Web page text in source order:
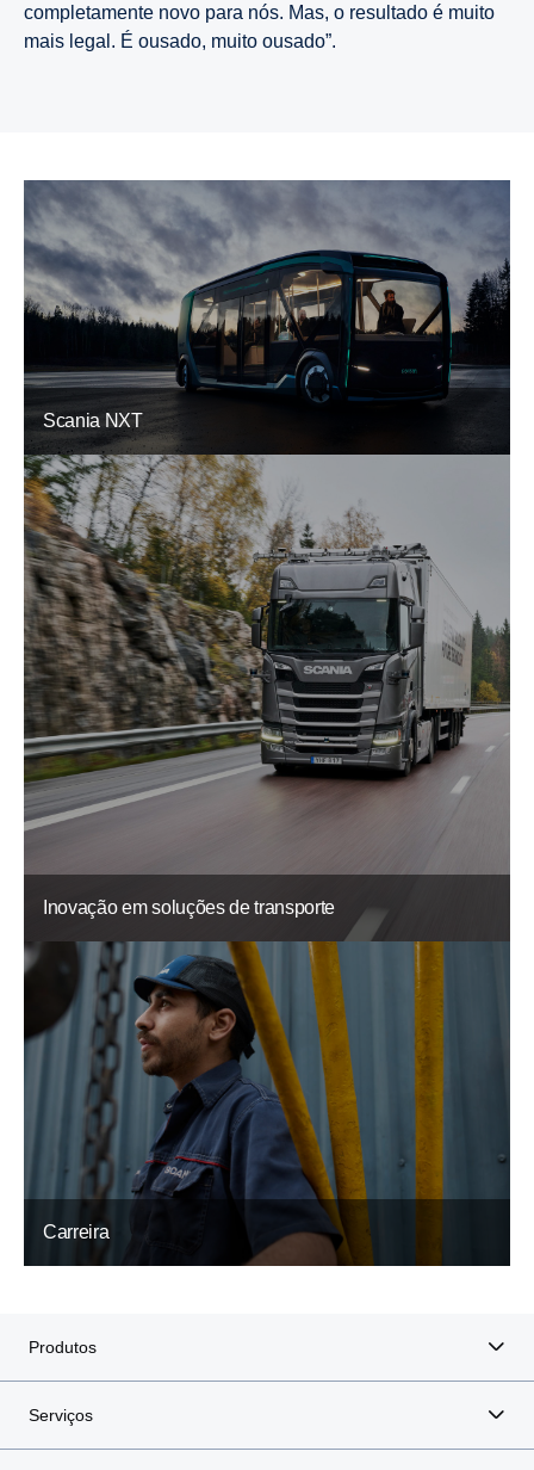
completamente novo para nós. Mas, o resultado é muito
mais legal. É ousado, muito ousado”.
Scania NXT
Inovação em soluções de transporte
Carreira
Produtos
Serviços